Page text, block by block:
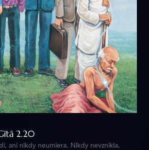
2.20
ani nikdy neumiera. Nikdy nevznikla,